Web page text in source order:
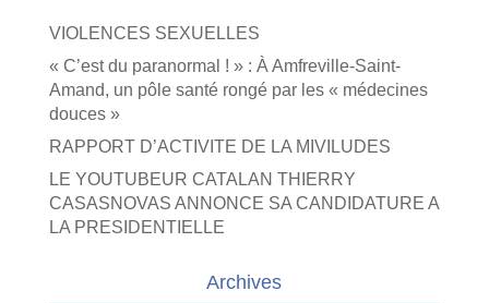
VIOLENCES SEXUELLES
« C’est du paranormal ! » : À Amfreville-Saint-
Amand, un pôle santé rongé par les « médecines
douces »
RAPPORT D’ACTIVITE DE LA MIVILUDES
LE YOUTUBEUR CATALAN THIERRY
CASASNOVAS ANNONCE SA CANDIDATURE A
LA PRESIDENTIELLE
Archives